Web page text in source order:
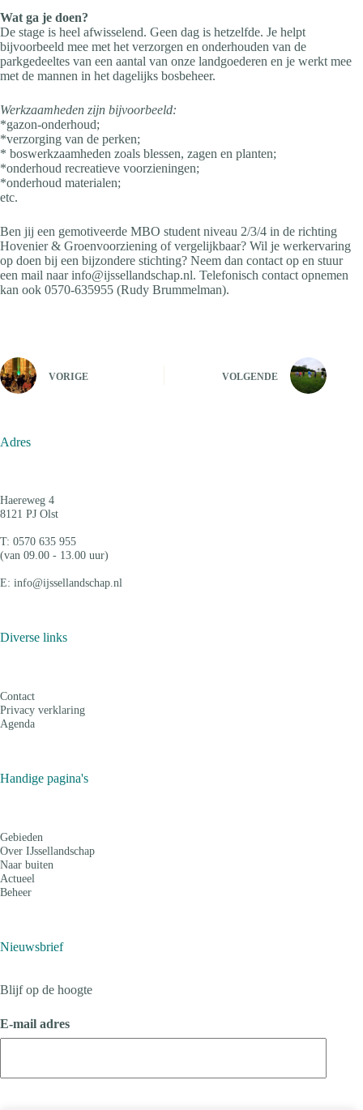
Wat ga je doen?
De stage is heel afwisselend. Geen dag is hetzelfde. Je helpt
bijvoorbeeld mee met het verzorgen en onderhouden van de
parkgedeeltes van een aantal van onze landgoederen en je werkt mee
met de mannen in het dagelijks bosbeheer.
Werkzaamheden zijn bijvoorbeeld:
*gazon-onderhoud;
*verzorging van de perken;
* boswerkzaamheden zoals blessen, zagen en planten;
*onderhoud recreatieve voorzieningen;
*onderhoud materialen;
etc.
Ben jij een gemotiveerde MBO student niveau 2/3/4 in de richting
Hovenier & Groenvoorziening of vergelijkbaar? Wil je werkervaring
op doen bij een bijzondere stichting? Neem dan contact op en stuur
een mail naar info@ijssellandschap.nl. Telefonisch contact opnemen
kan ook 0570-635955 (Rudy Brummelman).
VORIGE VOLGENDE
Adres
Haereweg 4
8121 PJ Olst
T: 0570 635 955
(van 09.00 - 13.00 uur)
E: info@ijssellandschap.nl
Diverse links
Contact
Privacy verklaring
Agenda
Handige pagina's
Gebieden
Over IJssellandschap
Naar buiten
Actueel
Beheer
Nieuwsbrief
Blijf op de hoogte
E-mail adres